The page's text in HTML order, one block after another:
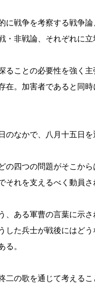
に戦争を考察する戦争
非戦論、それぞれに立
ることの必要性を強く
在。加害者であると同
なかで、八月十五日
四つの問題がそこか
れを支えるべく動員さ
、ある軍曹の言葉に示
した兵士が戦後にはど
。
二の歌を通じて考える